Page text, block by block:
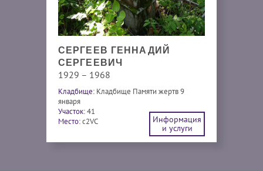
СЕРГЕЕВ ГЕННАДИЙ
СЕРГЕЕВИЧ
1929 – 1968
Кладбище: Кладбище Памяти жертв 9
января
Участок:41
Место:c2VC
Информация
и услуги